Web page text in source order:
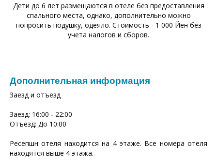
Дети до 6 лет размещаются в отеле без предоставления
спального места, однако, дополнительно можно
попросить подушку, одеяло. Стоимость - 1 000 Йен без
учета налогов и сборов.
Дополнительная информация
Заезд и отъезд
Заезд: 16:00 - 22:00
Отъезд: До 10:00
Ресепшн отеля находится на 4 этаже. Все номера отеля
находятся выше 4 этажа.